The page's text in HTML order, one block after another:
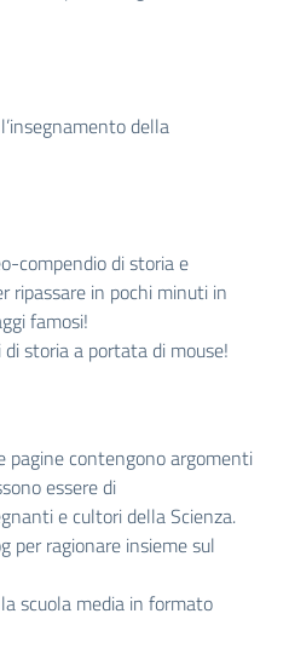
della
compendio di storia e
ripassare in pochi minuti in
famosi!
storia a portata di mouse!
pagine contengono argomenti
essere di
e cultori della Scienza.
per ragionare insieme sul
scuola media in formato